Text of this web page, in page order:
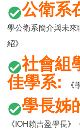
公衛系
學公衛系簡介與未來
紹》
社會組
佳學系: 《
學長姊
《 IOH賴吉盈學長》